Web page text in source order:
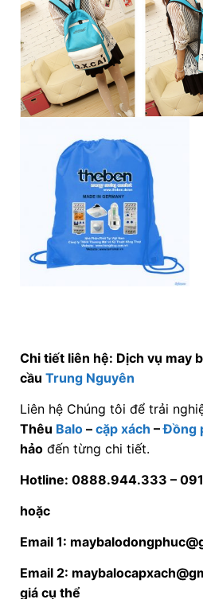
Chi tiết liên hệ: Dịch vụ may
cầu Trung Nguyên
Liên hệ Chúng tôi để trải
Thêu Balo– cặp xách –Đồng
hảođến từng chi tiết.
Hotline: 0888.944.333 –
hoặc
Email 1:
Email 2:
giá cụ thể